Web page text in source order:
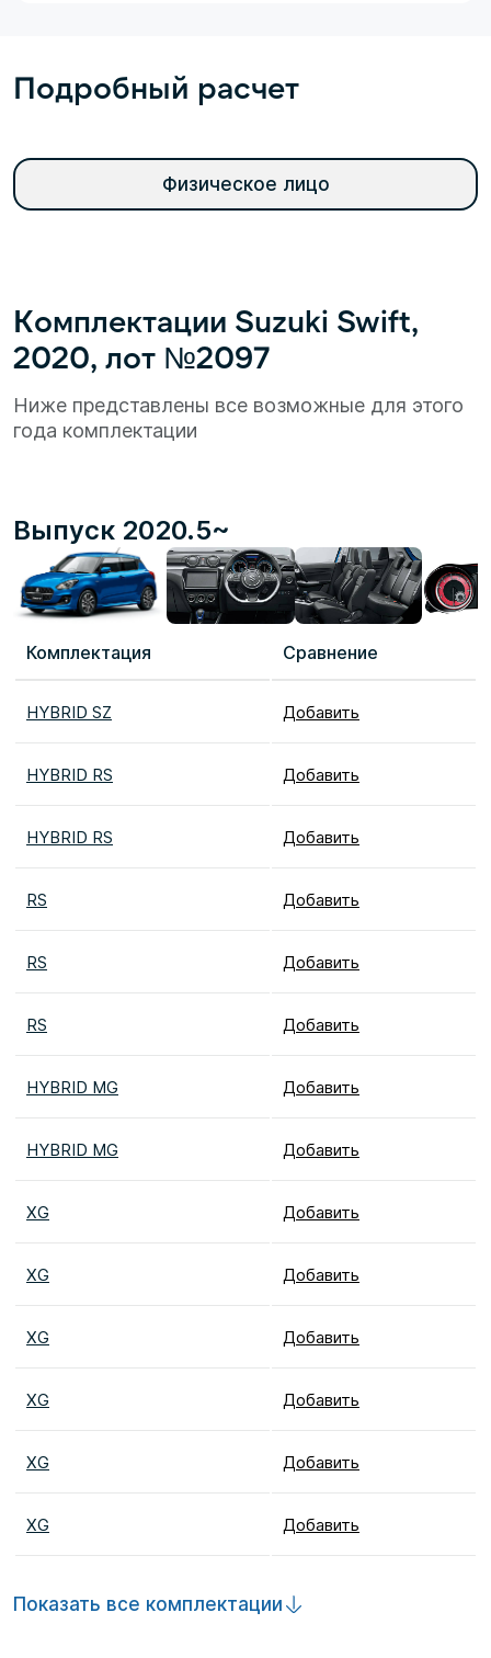
Подробный расчет
Физическое лицо
Комплектации Suzuki Swift,
2020, лот №2097
Ниже представлены все возможные для этого
года комплектации
Выпуск 2020.5~
Комплектация Сравнение
HYBRID SZ Добавить
HYBRID RS Добавить
HYBRID RS Добавить
RS Добавить
RS Добавить
RS Добавить
HYBRID MG Добавить
HYBRID MG Добавить
XG Добавить
XG Добавить
XG Добавить
XG Добавить
XG Добавить
XG Добавить
Показать все комплектации